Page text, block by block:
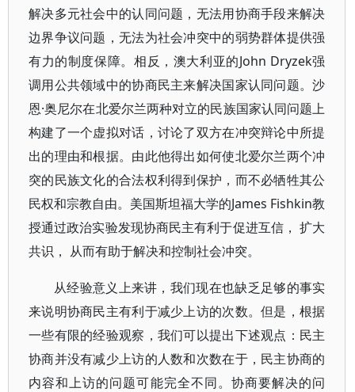
解决多元社会中的认同问题，无法用协商手段来解决
边界争议问题，无法为社会冲突中的弱势群体提供强
有力的制度保障。相反，澳大利亚的John Dryzek强
调用公共领域中的协商民主来解决国家认同问题。沙
恩·奥尼尔在北爱尔兰两种对立的民族国家认同问题上
构建了一个虚拟对话，讨论了双方在冲突辩论中所提
出的理由和根据。由此他得出如何使北爱尔兰两个冲
突的民族文化的合法权利得到保护，而不必牺牲其公
民权和宗教自由。美国斯坦福大学的James Fishkin教
授通过政治实验发现协商民主有利于促进互信， 扩大
共识， 从而有助于解决和控制社会冲突。
从经验意义上来讲，我们现在也缺乏足够的事实
来说明协商民主有利于减少上访的次数。但是，根据
一些有限的经验观察，我们可以提出下述观点：民主
协商并没有减少上访的人数和次数在于，民主协商的
内容和上访的问题可能完全不同。协商要解决的问